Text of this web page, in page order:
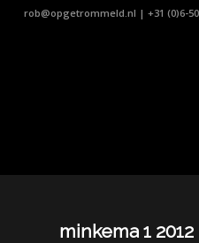
rob@opgetrommeld.nl | +31 (0)6-
minkema 1 2012